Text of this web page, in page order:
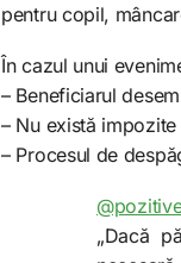
pentru copil,
În cazul unui
– Beneficiarul
– Nu există
– Procesul de
„Dacă